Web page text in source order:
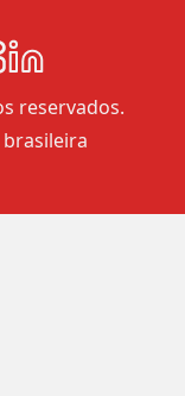
reservados.
brasileira